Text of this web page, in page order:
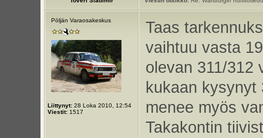
Pöljän Varaosakeskus
Liittynyt:28 Loka 2010, 12:54
Viestit:1517
Taas
vaihtuu vasta
olevan 311/312
kukaan kysynyt
menee myös
Takakontin